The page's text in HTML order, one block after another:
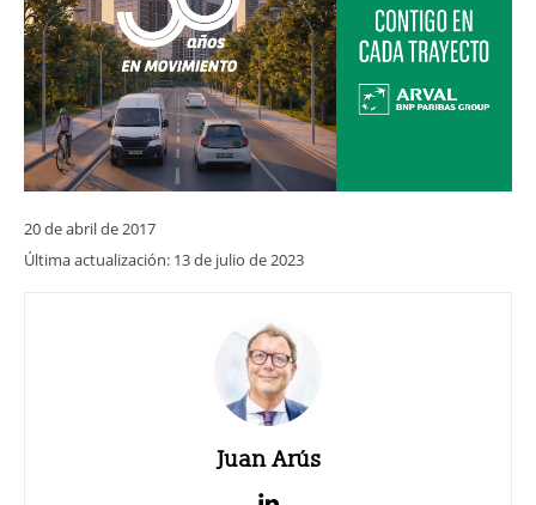
20 de abril de 2017
Última actualización: 13 de julio de 2023
Juan Arús